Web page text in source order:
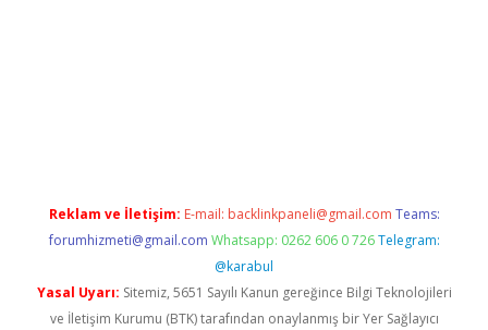
Reklam ve İletişim: E-mail: backlinkpaneli@gmail.com Teams:
forumhizmeti@gmail.com Whatsapp: 0262 606 0 726 Telegram:
@karabul
Yasal Uyarı: Sitemiz, 5651 Sayılı Kanun gereğince Bilgi Teknolojileri
ve İletişim Kurumu (BTK) tarafından onaylanmış bir Yer Sağlayıcı